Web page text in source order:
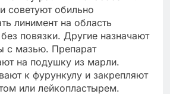
советуют обильно
линимент на область
без повязки. Другие назначают
с мазью. Препарат
на подушку из марли.
к фурункулу и закрепляют
или лейкопластырем.